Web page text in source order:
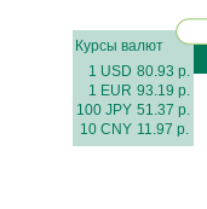
Курсы валют
1 USD 80.93 р.
1 EUR 93.19 р.
100 JPY 51.37 р.
10 CNY 11.97 р.